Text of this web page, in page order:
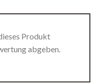
Produkt
abgeben.